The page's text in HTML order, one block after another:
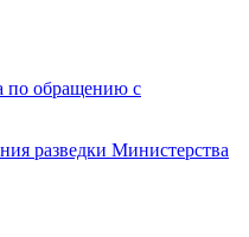
по обращению с
разведки Министерства